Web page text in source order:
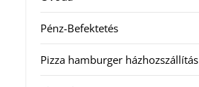
Pénz-Befektetés
Pizza hamburger házhozszállítás